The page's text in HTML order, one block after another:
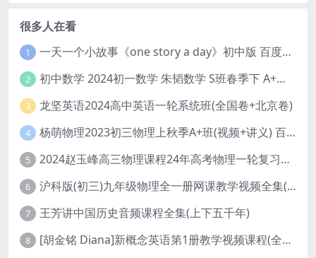
很多人在看
1 一天一个小故事《one story a day》初中版 百度网盘分享下载
2 初中数学 2024初一数学 朱韬数学 S班春季下 A+班春季下 百度云网盘
3 龙坚英语2024高中英语一轮系统班(全国卷+北京卷)
4 杨萌物理2023初三物理上秋季A+班(视频+讲义) 百度网盘分享
5 2024赵玉峰高三物理课程24年高考物理一轮复习网课教程
6 沪科版(初三)九年级物理全一册网课教学视频全集(录播版 杜春雨 66讲)
7 王芳讲中国历史音频课程全集(上下五千年)
8 [胡金铭 Diana]新概念英语第1册教学视频课程(全集 百度网盘下载)